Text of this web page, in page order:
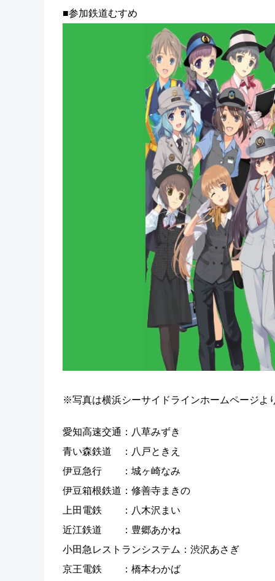
■参加鉄道むすめ
※写真は横浜シーサイドラインホームページよ
愛知高速交通：八草みずき
青い森鉄道 ：八戸ときえ
伊豆急行 ：城ヶ崎なみ
伊豆箱根鉄道：修善寺まきの
上田電鉄 ：八木沢まい
近江鉄道 ：豊郷あかね
小田急レストランシステム：渋沢あさぎ
京王電鉄 ：橋本わかば